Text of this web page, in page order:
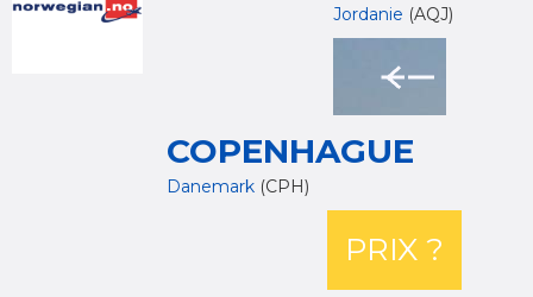
Jordanie (AQJ)
COPENHAGUE
Danemark (CPH)
PRIX ?